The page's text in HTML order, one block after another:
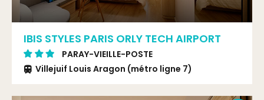
IBIS STYLES PARIS ORLY TECH AIRPORT
PARAY-VIEILLE-POSTE
Villejuif Louis Aragon (métro ligne 7)